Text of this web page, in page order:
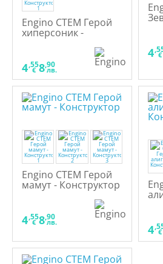
Engino СТЕМ Герой
хиперсоник -
Конструктор
4,55
€ 8,90
лв.
4 €
Engino СТЕМ Герой
мамут - Конструктор
4,55
€ 8,90
лв.
4 €